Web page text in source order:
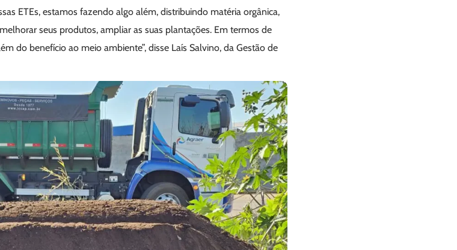
ETEs, estamos fazendo algo além, distribuindo matéria orgânica,
seus produtos, ampliar as suas plantações. Em termos de
do benefício ao meio ambiente”, disse Laís Salvino, da Gestão de